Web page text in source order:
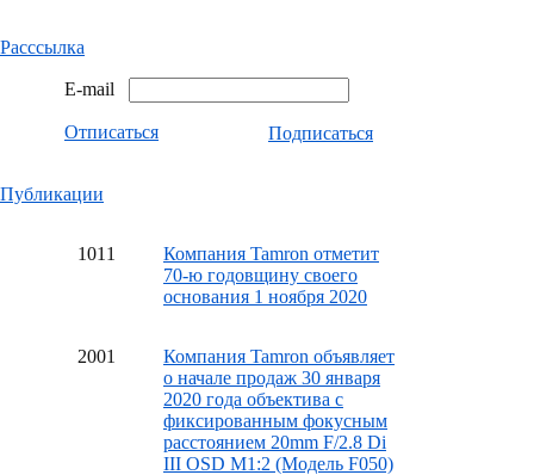
Расссылка
E-mail
Отписаться Подписаться
Публикации
1011
Компания Tamron отметит
70-ю годовщину своего
основания 1 ноября 2020
2001
Компания Tamron объявляет
о начале продаж 30 января
2020 года объектива с
фиксированным фокусным
расстоянием 20mm F/2.8 Di
III OSD M1:2 (Модель F050)